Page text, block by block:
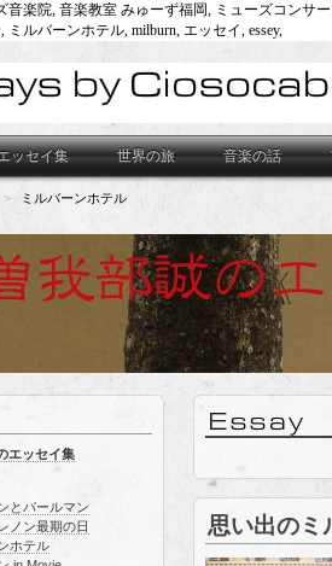
楽院, 音楽教室 みゅーず福岡, ミューズコンサ
ルバーンホテル, milburn, エッセイ, essey,
ッセイ集 世界の旅 音楽の話
> ミルバーンホテル
思い出のミ
エッセイ集
とパールマン
ノン最期の日
ホテル